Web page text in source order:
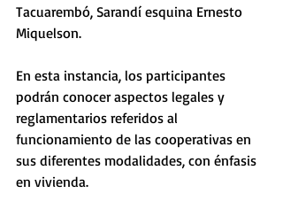
Tacuarembó, Sarandí esquina Ernesto
Miquelson.
En esta instancia, los participantes
podrán conocer aspectos legales y
reglamentarios referidos al
funcionamiento de las cooperativas en
sus diferentes modalidades, con énfasis
en vivienda.